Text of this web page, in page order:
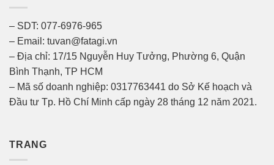
– SDT: 077-6976-965
– Email: tuvan@fatagi.vn
– Địa chỉ: 17/15 Nguyễn Huy Tưởng, Phường 6, Quận
Bình Thạnh, TP HCM
– Mã số doanh nghiệp: 0317763441 do Sở Kế hoạch và
Đầu tư Tp. Hồ Chí Minh cấp ngày 28 tháng 12 năm 2021.
TRANG